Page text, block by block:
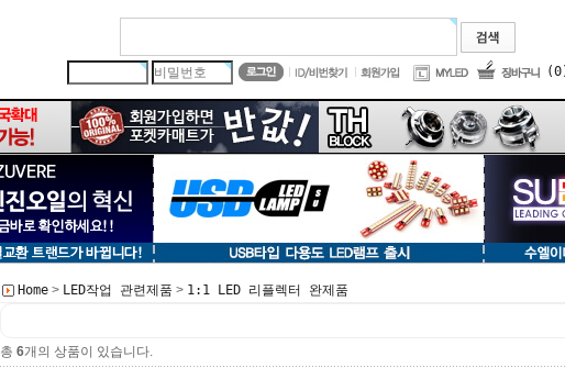
Home > LED작업 관련제품 > 1:1 LED 리플렉터 완제품
총 6개의 상품이 있습니다.